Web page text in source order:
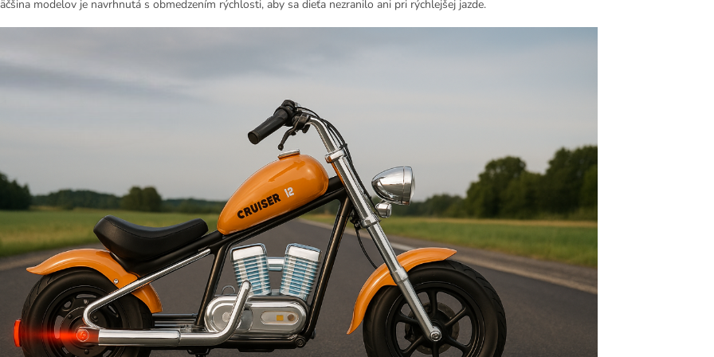
modelov je navrhnutá s obmedzením rýchlosti, aby sa dieťa nezranilo ani pri rýchlejšej jazde.